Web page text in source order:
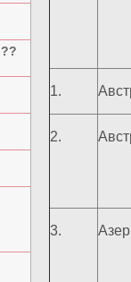
1.
2.
3.